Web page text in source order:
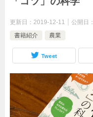
更新日： 2019-12-11 公開日：
書籍紹介
農業
Tweet